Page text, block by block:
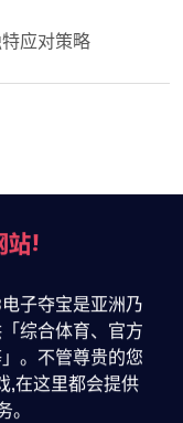
应对策略
子夺宝是亚洲乃
综合体育、官方
。不管尊贵的您
,在这里都会提供